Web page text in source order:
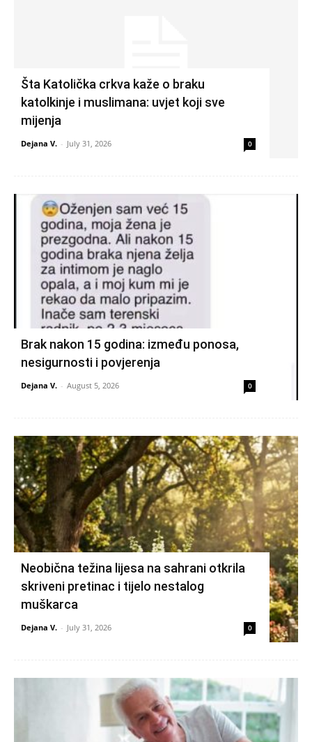
Šta Katolička crkva kaže o braku
katolkinje i muslimana: uvjet koji sve
mijenja
Dejana V. - July 31, 2026 0
Brak nakon 15 godina: između ponosa,
nesigurnosti i povjerenja
Dejana V. - August 5, 2026 0
Neobična težina lijesa na sahrani otkrila
skriveni pretinac i tijelo nestalog
muškarca
Dejana V. - July 31, 2026 0